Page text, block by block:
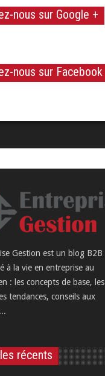
nous sur Google +
nous sur Facebook
Gestion est un blog B2B
à la vie en entreprise au
: les concepts de base, les
tendances, conseils aux
récents